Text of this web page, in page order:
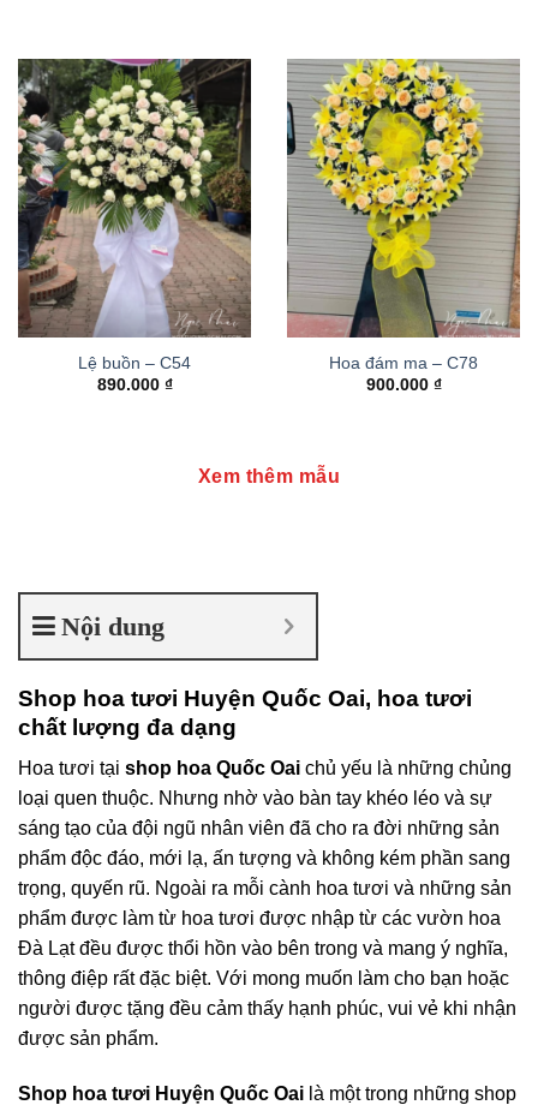
Lệ buồn – C54
890.000 ₫
Hoa đám ma – C78
900.000 ₫
Xem thêm mẫu
Nội dung
Shop hoa tươi Huyện Quốc Oai, hoa tươi
chất lượng đa dạng
Hoa tươi tại shop hoa Quốc Oai chủ yếu là những chủng
loại quen thuộc. Nhưng nhờ vào bàn tay khéo léo và sự
sáng tạo của đội ngũ nhân viên đã cho ra đời những sản
phẩm độc đáo, mới lạ, ấn tượng và không kém phần sang
trọng, quyến rũ. Ngoài ra mỗi cành hoa tươi và những sản
phẩm được làm từ hoa tươi được nhập từ các vườn hoa
Đà Lạt đều được thổi hồn vào bên trong và mang ý nghĩa,
thông điệp rất đặc biệt. Với mong muốn làm cho bạn hoặc
người được tặng đều cảm thấy hạnh phúc, vui vẻ khi nhận
được sản phẩm.
Shop hoa tươi Huyện Quốc Oai là một trong những shop